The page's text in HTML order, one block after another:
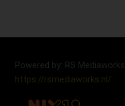
Powered by: RS Mediaworks
https://rsmediaworks.nl/